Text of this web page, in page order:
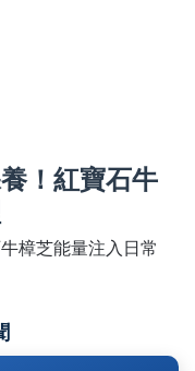
！紅寶石牛
樟芝能量注入日常